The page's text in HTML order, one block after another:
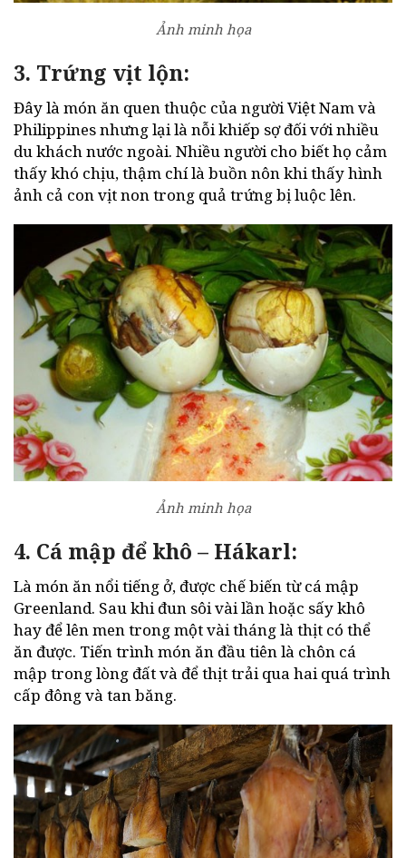
Ảnh minh họa
3. Trứng vịt lộn:
Đây là món ăn quen thuộc của người Việt Nam và
Philippines nhưng lại là nỗi khiếp sợ đối với nhiều
du khách nước ngoài. Nhiều người cho biết họ cảm
thấy khó chịu, thậm chí là buồn nôn khi thấy hình
ảnh cả con vịt non trong quả trứng bị luộc lên.
Ảnh minh họa
4. Cá mập để khô – Hákarl:
Là món ăn nổi tiếng ở, được chế biến từ cá mập
Greenland. Sau khi đun sôi vài lần hoặc sấy khô
hay để lên men trong một vài tháng là thịt có thể
ăn được. Tiến trình món ăn đầu tiên là chôn cá
mập trong lòng đất và để thịt trải qua hai quá trình
cấp đông và tan băng.